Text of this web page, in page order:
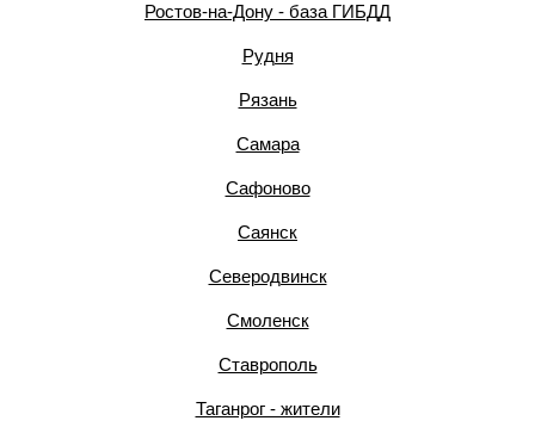
Ростов-на-Дону - база ГИБДД
Рудня
Рязань
Самара
Сафоново
Саянск
Северодвинск
Смоленск
Ставрополь
Таганрог - жители